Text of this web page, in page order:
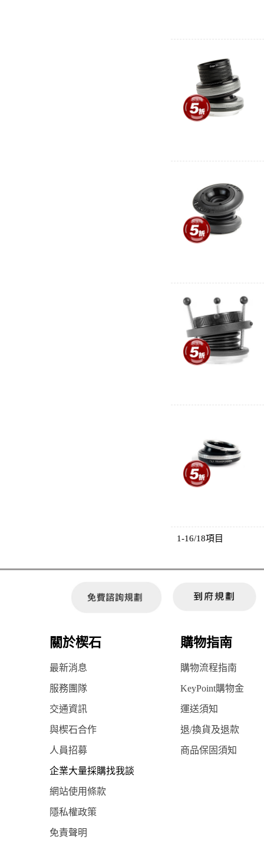
1-16/18項目
關於楔石 購物指南
最新消息 購物流程指南
服務團隊 KeyPoint購物金
交通資訊 運送須知
與楔石合作 退/換貨及退款
人員招募 商品保固須知
企業大量採購找我談
網站使用條款
隱私權政策
免責聲明